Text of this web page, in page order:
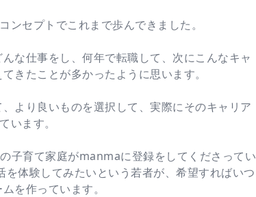
セプトでこれまで歩んできました。
な仕事をし、何年で転職して、次にこんなキャ
きたことが多かったように思います。
より良いものを選択して、実際にそのキャリア
います。
子育て家庭がmanmaに登録をしてくださってい
体験してみたいという若者が、希望すればいつ
を作っています。